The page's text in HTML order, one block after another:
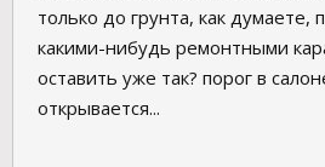
только до грунта, как думаете,
какими-нибудь ремонтными
оставить уже так? порог в
открывается...